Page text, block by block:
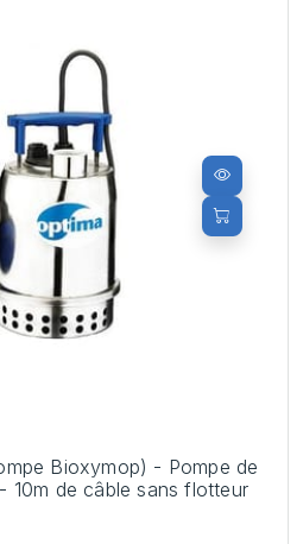
Bioxymop) - Pompe de
10m de câble sans flotteur